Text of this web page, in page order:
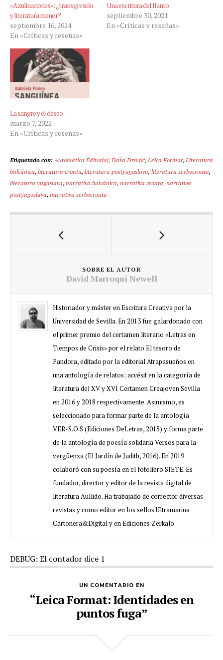
«Azulinaciones»: ¿transgresión
y literatura menor?
septiembre 16, 2024
En «Críticas y reseñas»
Una escritura del llanto
septiembre 30, 2021
En «Críticas y reseñas»
La sangre y el deseo
marzo 7, 2022
En «Críticas y reseñas»
Etiquetado con: Automática Editorial, Daša Drndić, Leica Format, Literatura
balcánica, literatura croata, literatura postyugoslava, literatura serbocroata,
literatura yugoslava, narrativa balcánica, narrativa croata, narrativa
postyugoslava, narrativa serbocroata
SOBRE EL AUTOR
David Marroquí Newell
Historiador y máster en Escritura Creativa por la
Universidad de Sevilla. En 2013 fue galardonado con
el primer premio del certamen literario «Letras en
Tiempos de Crisis» por el relato El tesoro de
Pandora, editado por la editorial Atrapasueños en
una antología de relatos; accésit en la categoría de
literatura del XV y XVI Certamen Creajoven Sevilla
en 2016 y 2018 respectivamente. Asimismo, es
seleccionado para formar parte de la antología
VER-S.O.S (Ediciones DeLetras, 2015) y forma parte
de la antología de poesía solidaria Versos para la
vergüenza (El Jardín de Judith, 2016). En 2019
colaboró con su poesía en el fotolibro SIETE. Es
fundador, director y editor de la revista digital de
literatura Aullido. Ha trabajado de corrector diversas
revistas y como editor en los sellos Ultramarina
Cartonera&Digital y en Ediciones Zerkalo.
DEBUG: El contador dice 1
UN COMENTARIO EN
“Leica Format: Identidades en
puntos fuga”